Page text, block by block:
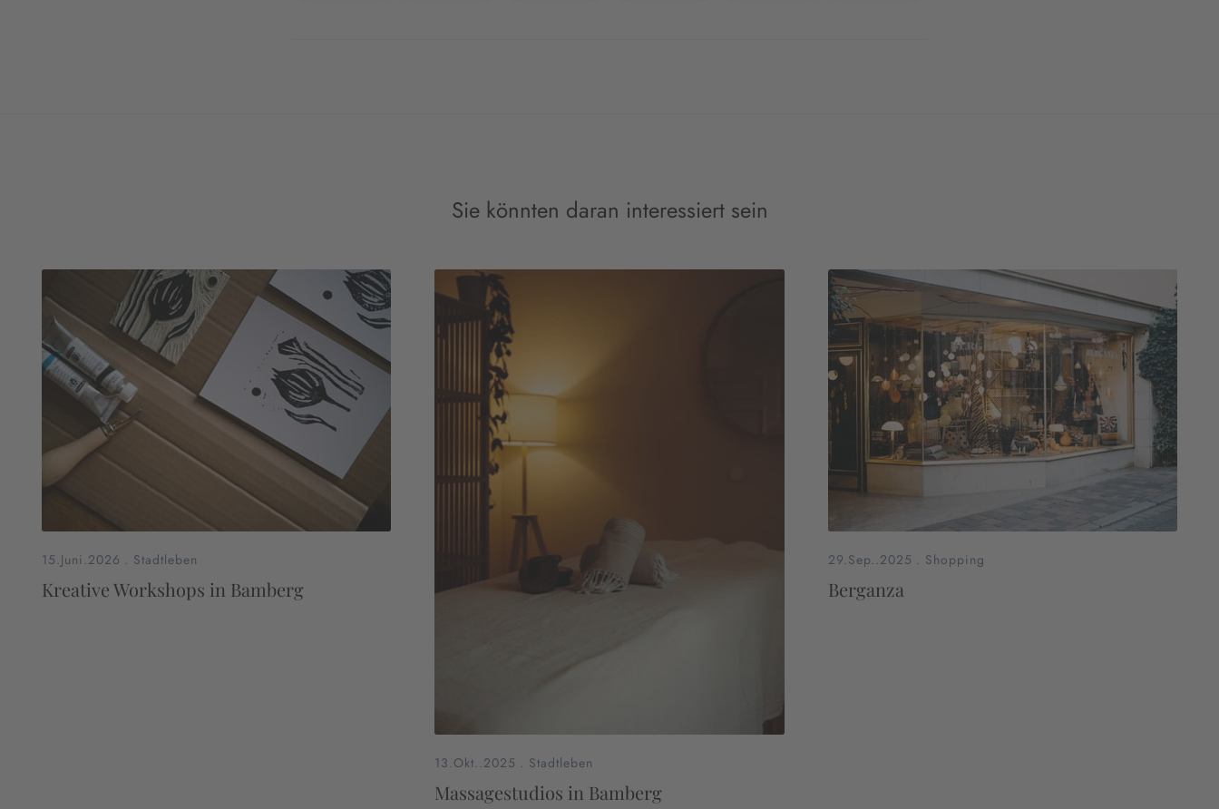
Sie könnten daran interessiert sein
15.Juni.2026 . Stadtleben
Kreative Workshops in Bamberg
13.Okt..2025 . Stadtleben
Massagestudios in Bamberg
29.Sep..2025 . Shopping
Berganza